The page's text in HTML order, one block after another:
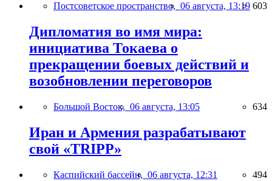
Постсоветское пространство, 06 августа, 13:19 603
Дипломатия во имя мира:
инициатива Токаева о
прекращении боевых действий и
возобновлении переговоров
Большой Восток, 06 августа, 13:05 634
Иран и Армения разрабатывают
свой «TRIPP»
Каспийский бассейн, 06 августа, 12:31 494